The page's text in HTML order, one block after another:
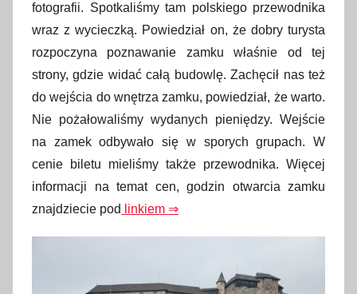
fotografii. Spotkaliśmy tam polskiego przewodnika
wraz z wycieczką. Powiedział on, że dobry turysta
rozpoczyna poznawanie zamku właśnie od tej
strony, gdzie widać całą budowlę. Zachęcił nas też
do wejścia do wnętrza zamku, powiedział, że warto.
Nie pożałowaliśmy wydanych pieniędzy. Wejście
na zamek odbywało się w sporych grupach. W
cenie biletu mieliśmy także przewodnika. Więcej
informacji na temat cen, godzin otwarcia zamku
znajdziecie pod
linkiem ⇒